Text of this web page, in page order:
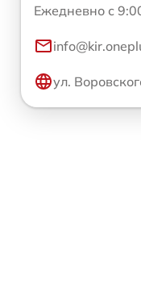
Ежедневно с
ул.